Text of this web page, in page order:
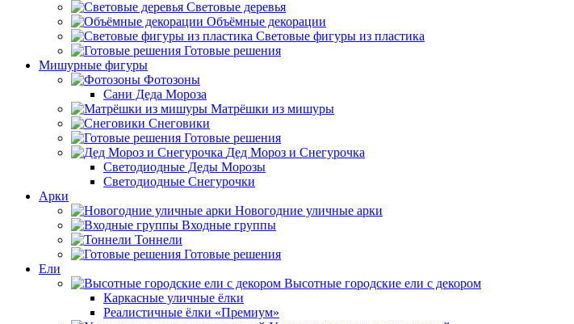
Световые деревья
Объёмные декорации
Световые фигуры из пластика
Готовые решения
Мишурные фигуры
Фотозоны
Сани Деда Мороза
Матрёшки из мишуры
Снеговики
Готовые решения
Дед Мороз и Снегурочка
Светодиодные Деды Морозы
Светодиодные Снегурочки
Арки
Новогодние уличные арки
Входные группы
Тоннели
Готовые решения
Ели
Высотные городские ели с декором
Каркасные уличные ёлки
Реалистичные ёлки «Премиум»